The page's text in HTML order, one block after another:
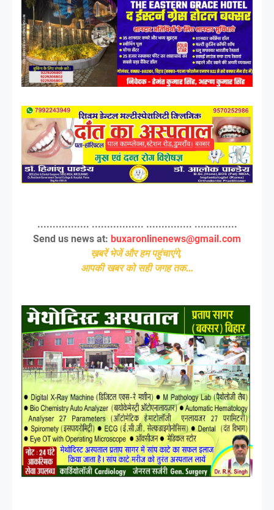
................. ................. ............... ..............
Send us news at: buxaronlinenews@gmail.com
ख़बरें भेजें और हम पहुंचाएंगे,
आपकी खबर को सही जगह तक...